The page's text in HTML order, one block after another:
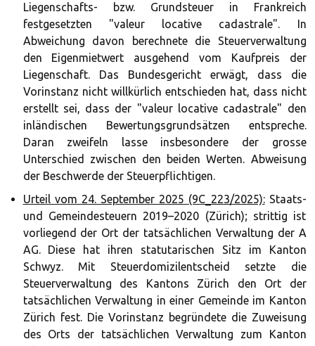
Liegenschafts- bzw. Grundsteuer in Frankreich
festgesetzten "valeur locative cadastrale". In
Abweichung davon berechnete die Steuerverwaltung
den Eigenmietwert ausgehend vom Kaufpreis der
Liegenschaft. Das Bundesgericht erwägt, dass die
Vorinstanz nicht willkürlich entschieden hat, dass nicht
erstellt sei, dass der "valeur locative cadastrale" den
inländischen Bewertungsgrundsätzen entspreche.
Daran zweifeln lasse insbesondere der grosse
Unterschied zwischen den beiden Werten. Abweisung
der Beschwerde der Steuerpflichtigen.
Urteil vom 24. September 2025 (9C_223/2025):Staats-
und Gemeindesteuern 2019–2020 (Zürich); strittig ist
vorliegend der Ort der tatsächlichen Verwaltung der A
AG. Diese hat ihren statutarischen Sitz im Kanton
Schwyz. Mit Steuerdomizilentscheid setzte die
Steuerverwaltung des Kantons Zürich den Ort der
tatsächlichen Verwaltung in einer Gemeinde im Kanton
Zürich fest. Die Vorinstanz begründete die Zuweisung
des Orts der tatsächlichen Verwaltung zum Kanton